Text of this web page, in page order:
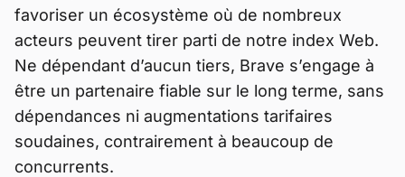
favoriser un écosystème où de nombreux
acteurs peuvent tirer parti de notre index Web.
Ne dépendant d’aucun tiers, Brave s’engage à
être un partenaire fiable sur le long terme, sans
dépendances ni augmentations tarifaires
soudaines, contrairement à beaucoup de
concurrents.